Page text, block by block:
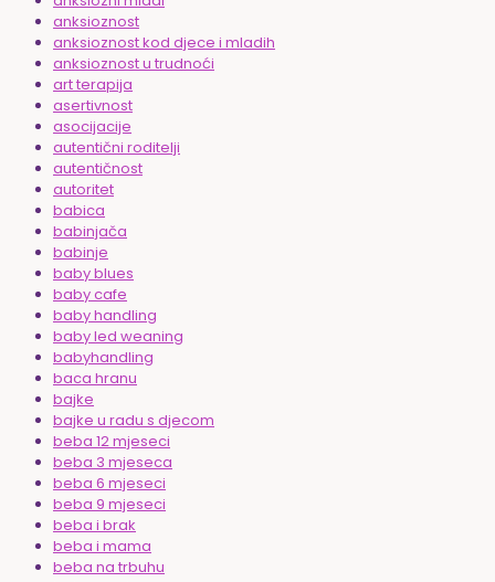
anksioznost
anksioznost kod djece i mladih
anksioznost u trudnoći
art terapija
asertivnost
asocijacije
autentični roditelji
autentičnost
autoritet
babica
babinjača
babinje
baby blues
baby cafe
baby handling
baby led weaning
babyhandling
baca hranu
bajke
bajke u radu s djecom
beba 12 mjeseci
beba 3 mjeseca
beba 6 mjeseci
beba 9 mjeseci
beba i brak
beba i mama
beba na trbuhu